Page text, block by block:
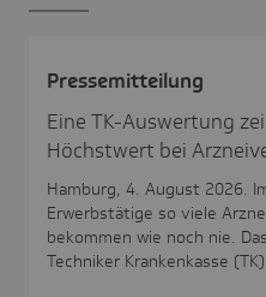
Pres­se­mit­tei­lung
Eine TK-Auswertung
Höchstwert bei
Hamburg, 4. August 2026.
Erwerbstätige so viele
bekommen wie noch nie.
Techniker Krankenkasse